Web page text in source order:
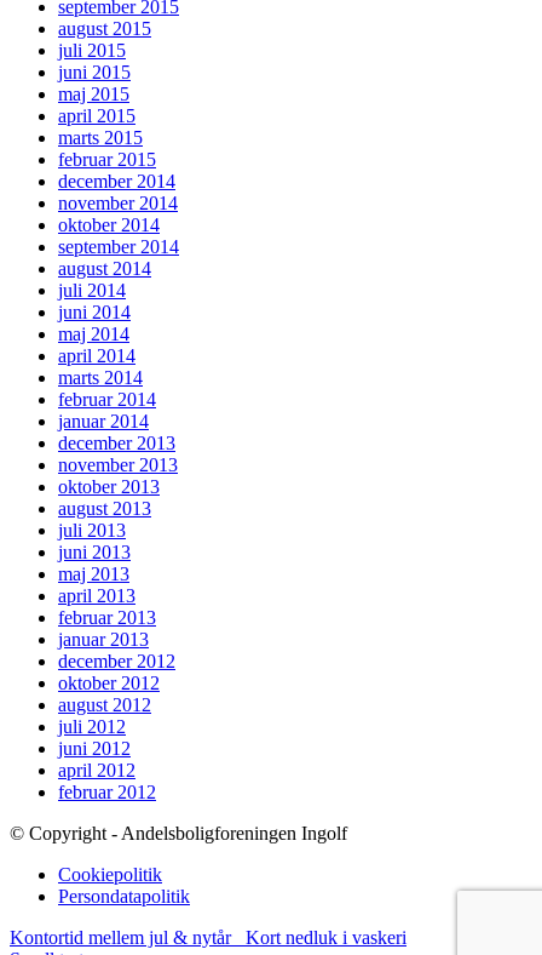
september 2015
august 2015
juli 2015
juni 2015
maj 2015
april 2015
marts 2015
februar 2015
december 2014
november 2014
oktober 2014
september 2014
august 2014
juli 2014
juni 2014
maj 2014
april 2014
marts 2014
februar 2014
januar 2014
december 2013
november 2013
oktober 2013
august 2013
juli 2013
juni 2013
maj 2013
april 2013
februar 2013
januar 2013
december 2012
oktober 2012
august 2012
juli 2012
juni 2012
april 2012
februar 2012
© Copyright - Andelsboligforeningen Ingolf
Cookiepolitik
Persondatapolitik
Kontortid mellem jul & nytår
Kort nedluk i vaskeri